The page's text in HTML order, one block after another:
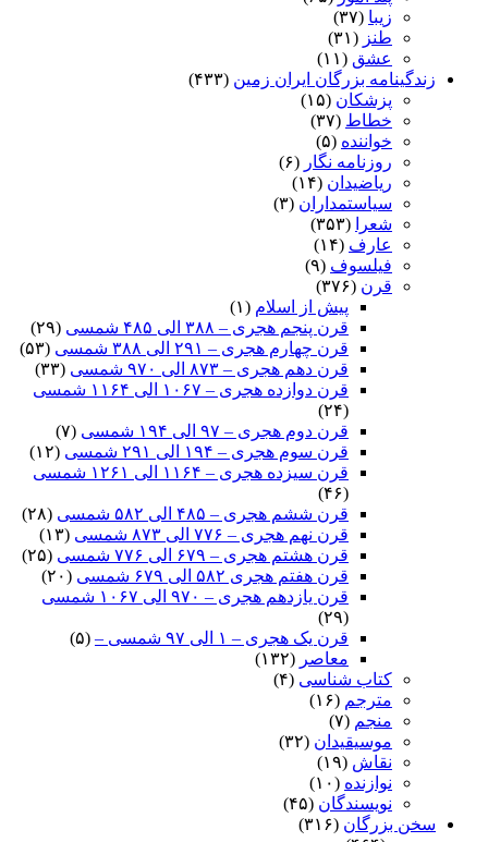
زیبا (۳۷)
طنز (۳۱)
عشق (۱۱)
زندگینامه بزرگان ایران زمین (۴۳۳)
پزشکان (۱۵)
خطاط (۳۷)
خواننده (۵)
روزنامه نگار (۶)
ریاضیدان (۱۴)
سیاستمداران (۳)
شعرا
(۳۵۳)
عارف (۱۴)
فیلسوف (۹)
قرن (۳۷۶)
پیش از اسلام (۱)
قرن پنجم هجری – ۳۸۸ الی ۴۸۵ شمسی
(۲۹)
قرن چهارم هجری – ۲۹۱ الی ۳۸۸ شمسی
(۵۳)
قرن دهم هجری – ۸۷۳ الی ۹۷۰ شمسی
(۳۳)
قرن دوازده هجری – ۱۰۶۷ الی ۱۱۶۴ شمسی
(۲۴)
قرن دوم هجری – ۹۷ الی ۱۹۴ شمسی
(۷)
قرن سوم هجری – ۱۹۴ الی ۲۹۱ شمسی
(۱۲)
قرن سیزده هجری – ۱۱۶۴ الی ۱۲۶۱ شمسی
(۴۶)
قرن ششم هجری – ۴۸۵ الی ۵۸۲ شمسی
(۲۸)
قرن نهم هجری – ۷۷۶ الی ۸۷۳ شمسی
(۱۳)
قرن هشتم هجری – ۶۷۹ الی ۷۷۶ شمسی
(۲۵)
قرن هفتم هجری ۵۸۲ الی ۶۷۹ شمسی
(۲۰)
قرن یازدهم هجری – ۹۷۰ الی ۱۰۶۷ شمسی
(۲۹)
قرن یک هجری – ۱ الی ۹۷ شمسی –
(۵)
معاصر (۱۳۲)
کتاب شناسی (۴)
مترجم (۱۶)
منجم (۷)
موسیقیدان (۳۲)
نقاش (۱۹)
نوازنده (۱۰)
نویسندگان (۴۵)
سخن بزرگان (۳۱۶)